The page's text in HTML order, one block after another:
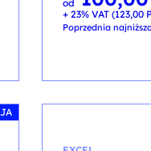
od
cena
wynosiła:
290,00 PLN.
cena
wynosi:
100,00 PLN.
+ 23% VAT (123,00
Poprzednia